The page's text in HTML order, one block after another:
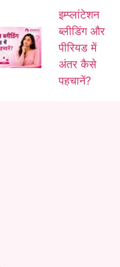
इम्प्लांटेशन
ब्लीडिंग और
पीरियड में
अंतर कैसे
पहचानें?